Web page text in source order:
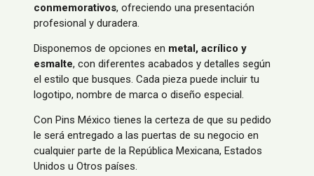
conmemorativos, ofreciendo una presentación
profesional y duradera.
Disponemos de opciones en metal, acrílico y
esmalte, con diferentes acabados y detalles según
el estilo que busques. Cada pieza puede incluir tu
logotipo, nombre de marca o diseño especial.
Con Pins México tienes la certeza de que su pedido
le será entregado a las puertas de su negocio en
cualquier parte de la República Mexicana, Estados
Unidos u Otros países.